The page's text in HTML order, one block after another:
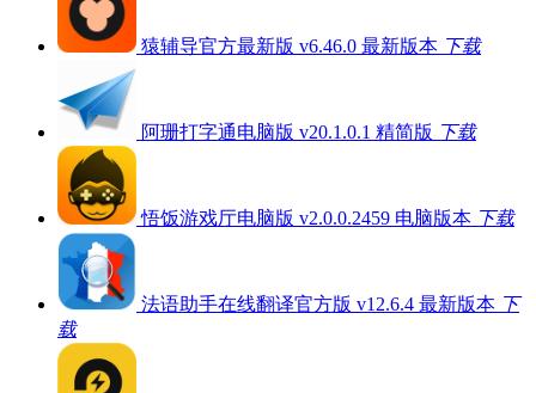
猿辅导官方最新版 v6.46.0 最新版本 下载
阿珊打字通电脑版 v20.1.0.1 精简版 下载
悟饭游戏厅电脑版 v2.0.0.2459 电脑版本 下载
法语助手在线翻译官方版 v12.6.4 最新版本 下
载